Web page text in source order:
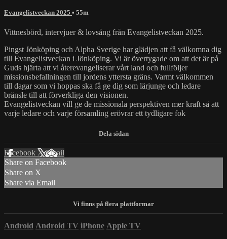
Evangelistveckan 2025 • 55m
Vittnesbörd, intervjuer & lovsång från Evangelistveckan 2025.
Pingst Jönköping och Alpha Sverige har glädjen att få välkomna dig
till Evangelistveckan i Jönköping. Vi är övertygade om att det är på
Guds hjärta att vi återevangeliserar vårt land och fullföljer
missionsbefallningen till jordens yttersta gräns. Varmt välkommen
till dagar som vi hoppas ska få ge dig som lärjunge och ledare
bränsle till att förverkliga den visionen.
Evangelistveckan vill ge de missionala perspektiven mer kraft så att
varje ledare och varje församling erövrar ett tydligare fok
Facebook XEmail
Share on Facebook
Share on X
Share via Email
Android Android TV iPhone Apple TV